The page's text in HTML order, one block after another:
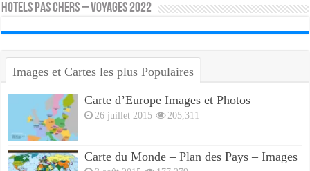
HOTELS PAS CHERS – VOYAGES 2022
Images et Cartes les plus Populaires
Carte d’Europe Images et Photos
26 juillet 2015 205,311
Carte du Monde – Plan des Pays – Images